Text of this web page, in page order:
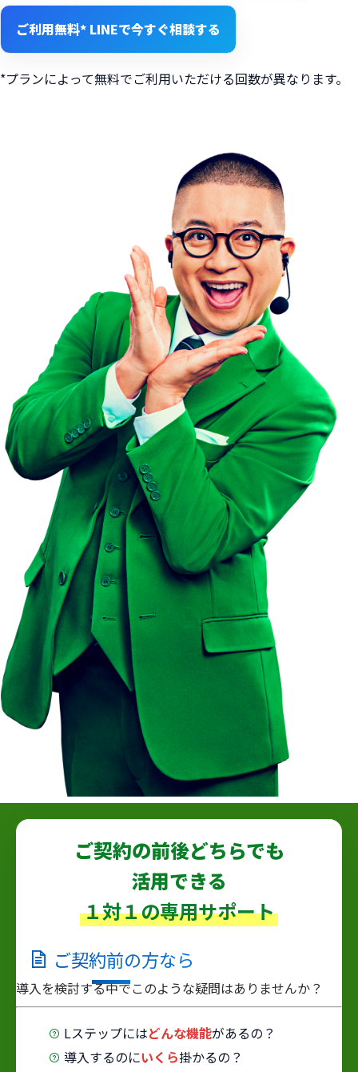
ご利用無料* LINEで今すぐ相談する
*プランによって無料でご利用いただける回数が異なります。
ご契約の前後どちらでも
活用できる
１対１の専用サポート
ご契約前の方なら
導入を検討する中でこのような疑問はありませんか？
Lステップにはどんな機能があるの？
導入するのにいくら掛かるの？